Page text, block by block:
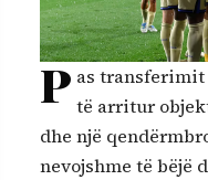
P as transferimit
të arritur
dhe një
nevojshme të bëjë